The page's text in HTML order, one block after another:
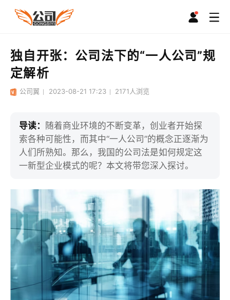
独自开张：公司法下的“一人公司”规
定解析
公司翼 2023-08-21 17:23 2171人浏览
导读：
随着商业环境的不断变革，创业者开始探
索各种可能性，而其中“一人公司”的概念正逐渐为
人们所熟知。那么，我国的公司法是如何规定这
一新型企业模式的呢？本文将带您深入探讨。